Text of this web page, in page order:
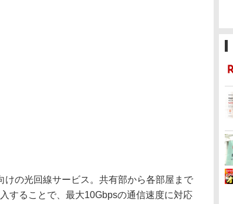
の光回線サービス。共有部から各部屋まで
することで、最大10Gbpsの通信速度に対応